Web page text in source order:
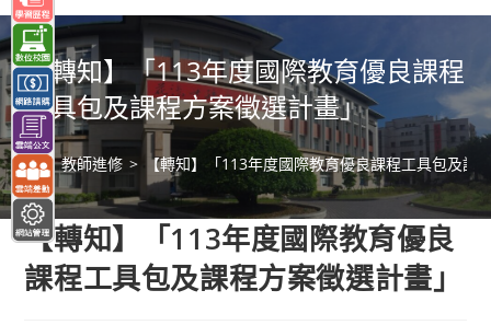
內
容 【轉知】「113年度國際教育優良課程
工具包及課程方案徵選計畫」
> 教師進修 > 【轉知】「113年度國際教育優良課程工具包及課
【轉知】「113年度國際教育優良
課程工具包及課程方案徵選計畫」